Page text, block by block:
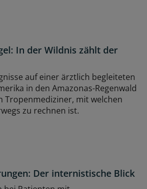
In der Wildnis zählt der
auf einer ärztlich begleiteten
in den Amazonas-Regenwald
Tropenmediziner, mit welchen
zu rechnen ist.
Der internistische Blick